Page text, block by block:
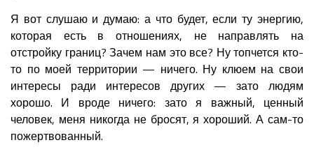
Я вот слушаю и думаю: а что будет, если ту энергию,
которая есть в отношениях, не направлять на
отстройку границ? Зачем нам это все? Ну топчется кто-
то по моей территории — ничего. Ну клюем на свои
интересы ради интересов других — зато людям
хорошо. И вроде ничего: зато я важный, ценный
человек, меня никогда не бросят, я хороший. А сам-то
пожертвованный.